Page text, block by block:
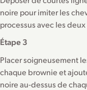
noire pour imiter les
processus avec les
Étape 3
Placer soigneusement
chaque brownie et
noire au-dessus de